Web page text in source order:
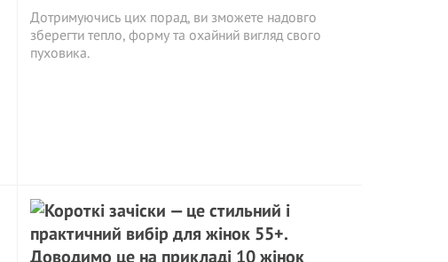
Дотримуючись цих порад, ви зможете надовго
зберегти тепло, форму та охайний вигляд свого
пуховика.